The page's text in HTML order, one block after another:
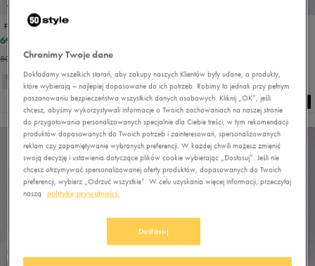
OUTLET
FILA SPODNIE FILA BROKE JOG GRY
69,99 zł
80,99 zł- najniższa cena
Chronimy Twoje dane
Dokładamy wszelkich starań, aby zakupy naszych Klientów były udane, a produkty,
które wybierają – najlepiej dopasowane do ich potrzeb. Robimy to jednak przy pełnym
poszanowaniu bezpieczeństwa wszystkich danych osobowych. Kliknij „OK”, jeśli
chcesz, abyśmy wykorzystywali informacje o Twoich zachowaniach na naszej stronie
do przygotowania personalizowanych specjalnie dla Ciebie treści, w tym rekomendacji
produktów dopasowanych do Twoich potrzeb i zainteresowań, spersonalizowanych
reklam czy zapamiętywanie wybranych preferencji. W każdej chwili możesz zmienić
swoją decyzję i ustawienia dotyczące plików cookie wybierając „Dostosuj”. Jeśli nie
chcesz otrzymywać spersonalizowanej oferty produktów, dopasowanych do Twoich
preferencji, wybierz „Odrzuć wszystkie”. W celu uzyskania więcej informacji, przeczytaj
naszą
politykę prywatności.
Dostosuj